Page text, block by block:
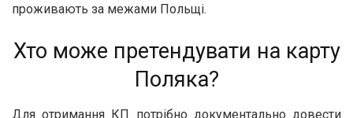
проживають за межами Польщі.
Хто може претендувати на карту
Поляка?
Для отримання КП потрібно документально довести